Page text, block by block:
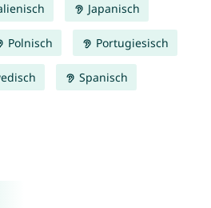
Japanisch
Polnisch Portugiesisch
Spanisch